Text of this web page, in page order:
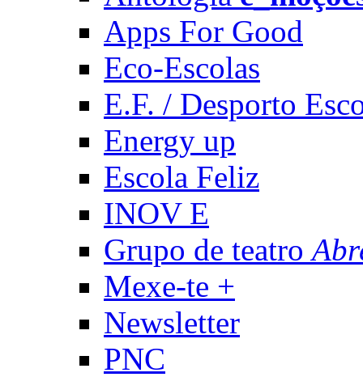
Apps For Good
Eco-Escolas
E.F. / Desporto
Energy up
Escola Feliz
INOV E
Grupo de teatro
Mexe-te +
Newsletter
PNC